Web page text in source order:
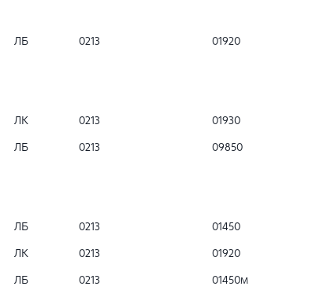
ЛБ 0213 01920
ЛК 0213 01930
ЛБ 0213 09850
ЛБ 0213 01450
ЛК 0213 01920
ЛБ 0213 01450м